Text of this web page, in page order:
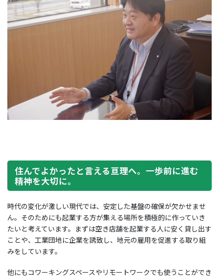
住んでよかったと言える亘理へ。一歩前に進む
精神を大切に。
時代の変化が激しい現代では、安定した基盤の確保が欠かせませ
ん。そのためにも起業する方が集える場所を積極的に作っていき
たいと考えています。まずは空き店舗を起業する人に安く貸し出す
ことや、工業団地に企業を誘致し、地元の雇用を促進する取り組
みをしています。
他にもコワーキングスペースやリモートワークでも使うことができ